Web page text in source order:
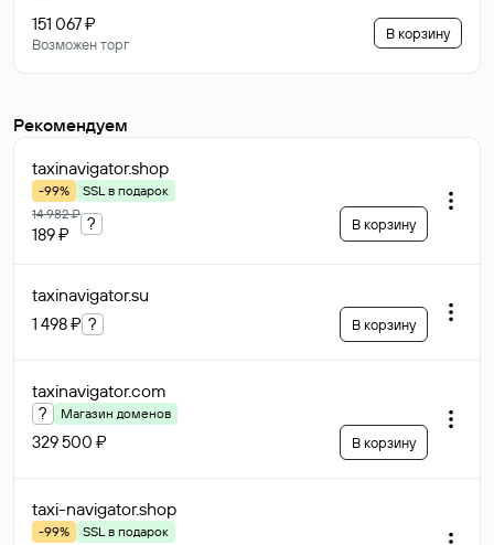
151 067 ₽
Возможен торг
В корзину
Рекомендуем
taxinavigator.shop
-99%
SSL в подарок
14 982 ₽
189 ₽
? В корзину
taxinavigator.su
1 498 ₽ ? В корзину
taxinavigator.com
? Магазин доменов
329 500 ₽ В корзину
taxi-navigator.shop
-99%
SSL в подарок